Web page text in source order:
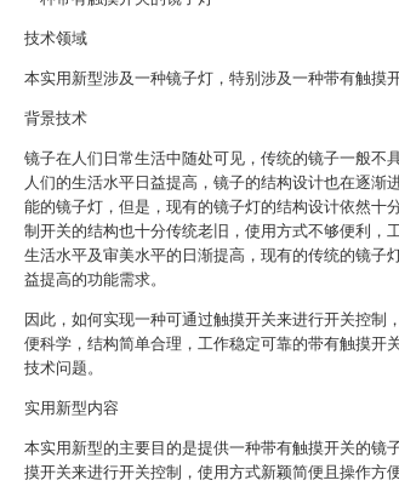
技术领域
本实用新型涉及一种镜子灯，特别涉及一种带有触摸
背景技术
镜子在人们日常生活中随处可见，传统的镜子一般不
人们的生活水平日益提高，镜子的结构设计也在逐渐
能的镜子灯，但是，现有的镜子灯的结构设计依然十
制开关的结构也十分传统老旧，使用方式不够便利，
生活水平及审美水平的日渐提高，现有的传统的镜子
益提高的功能需求。
因此，如何实现一种可通过触摸开关来进行开关控制
便科学，结构简单合理，工作稳定可靠的带有触摸开
技术问题。
实用新型内容
本实用新型的主要目的是提供一种带有触摸开关的镜
摸开关来进行开关控制，使用方式新颖简便且操作方